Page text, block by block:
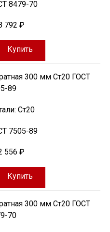
8479-70
792 ₽
Купить
300 мм Ст20 ГОСТ
89
Ст20
7505-89
556 ₽
Купить
300 мм Ст20 ГОСТ
70